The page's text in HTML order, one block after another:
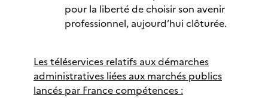
pour la liberté de choisir son avenir
professionnel, aujourd’hui clôturée.
Les téléservices relatifs aux démarches
administratives liées aux marchés publics
lancés par France compétences :